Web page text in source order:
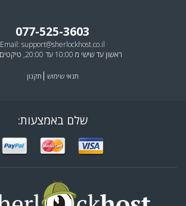
077-525-3603
Email: support@sherlockhost.co.il
ראשון עד שישי מ 10:00 עד 20:00, טיקטים 24/7
תנאי שימוש תקנון
שלם באמצעות: